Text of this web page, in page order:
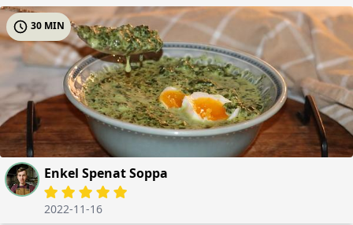
Enkel Spenat Soppa
2022-11-16
30 MIN